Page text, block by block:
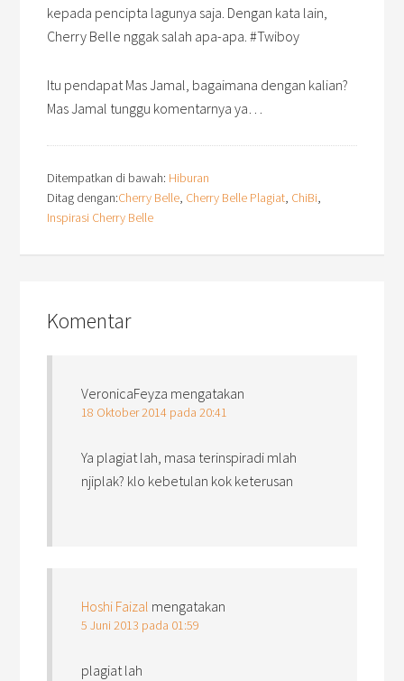
kepada pencipta lagunya saja. Dengan kata lain,
Cherry Belle nggak salah apa-apa. #Twiboy
Itu pendapat Mas Jamal, bagaimana dengan kalian?
Mas Jamal tunggu komentarnya ya…
Ditempatkan di bawah: Hiburan
Ditag dengan:Cherry Belle, Cherry Belle Plagiat, ChiBi,
Inspirasi Cherry Belle
Komentar
VeronicaFeyza mengatakan
18 Oktober 2014 pada 20:41
Ya plagiat lah, masa terinspiradi mlah
njiplak? klo kebetulan kok keterusan
Hoshi Faizal mengatakan
5 Juni 2013 pada 01:59
plagiat lah